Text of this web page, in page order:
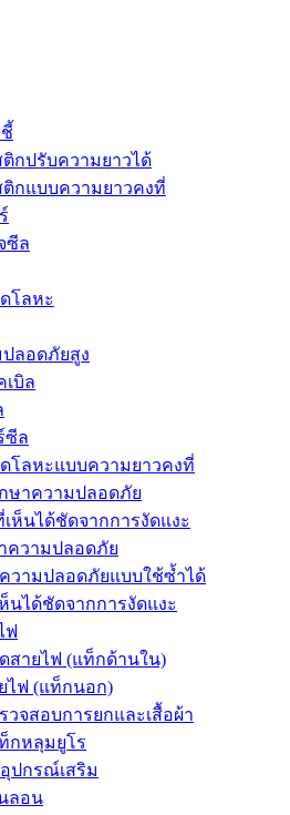
กปรับความยาวได้
กแบบความยาวคงที่
ซีล
โลหะ
ลอดภัยสูง
เบิล
ซีล
โลหะแบบความยาวคงที่
ษาความปลอดภัย
เห็นได้ชัดจากการงัดแงะ
ความปลอดภัย
วามปลอดภัยแบบใช้ซ้ำได้
นได้ชัดจากการงัดแงะ
ฟ
สายไฟ (แท็กด้านใน)
ไฟ (แท็กนอก)
วจสอบการยกและเสื้อผ้า
กหลุมยูโร
ปกรณ์เสริม
ลอน